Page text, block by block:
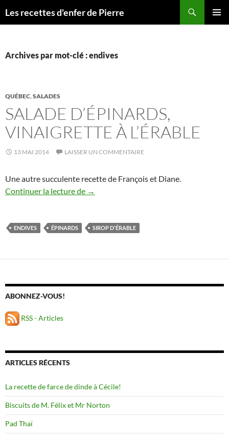
Les recettes d'enfer de Pierre
Archives par mot-clé : endives
QUÉBEC,SALADES
SALADE D’ÉPINARDS,
VINAIGRETTE À L’ÉRABLE
13 MAI 2014 LAISSER UN COMMENTAIRE
Une autre succulente recette de François et Diane.
Continuer la lecture de Salade d’épinards, vinaigrette à l’érable
→
ENDIVES ÉPINARDS SIROP D'ÉRABLE
ABONNEZ-VOUS!
RSS - Articles
ARTICLES RÉCENTS
La recette de farce de dinde à Cécile!
Biscuits de M. Félix et Mr Norton
Pad Thaï